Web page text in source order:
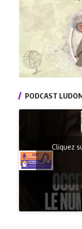
PODCAST
Cliquez